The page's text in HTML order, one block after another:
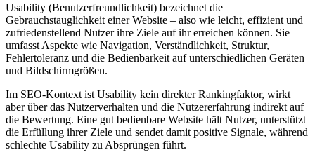
Usability (Benutzerfreundlichkeit) bezeichnet die
Gebrauchstauglichkeit einer Website – also wie leicht, effizient und
zufriedenstellend Nutzer ihre Ziele auf ihr erreichen können. Sie
umfasst Aspekte wie Navigation, Verständlichkeit, Struktur,
Fehlertoleranz und die Bedienbarkeit auf unterschiedlichen Geräten
und Bildschirmgrößen.
Im SEO-Kontext ist Usability kein direkter Rankingfaktor, wirkt
aber über das Nutzerverhalten und die Nutzererfahrung indirekt auf
die Bewertung. Eine gut bedienbare Website hält Nutzer, unterstützt
die Erfüllung ihrer Ziele und sendet damit positive Signale, während
schlechte Usability zu Absprüngen führt.